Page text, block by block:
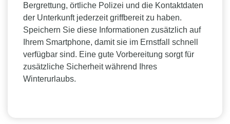
Bergrettung, örtliche Polizei und die Kontaktdaten
der Unterkunft jederzeit griffbereit zu haben.
Speichern Sie diese Informationen zusätzlich auf
Ihrem Smartphone, damit sie im Ernstfall schnell
verfügbar sind. Eine gute Vorbereitung sorgt für
zusätzliche Sicherheit während Ihres
Winterurlaubs.